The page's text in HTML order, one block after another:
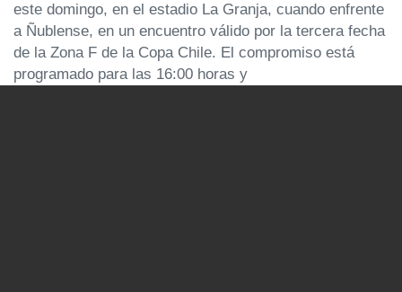
este domingo, en el estadio La Granja, cuando enfrente
a Ñublense, en un encuentro válido por la tercera fecha
de la Zona F de la Copa Chile. El compromiso está
programado para las 16:00 horas y